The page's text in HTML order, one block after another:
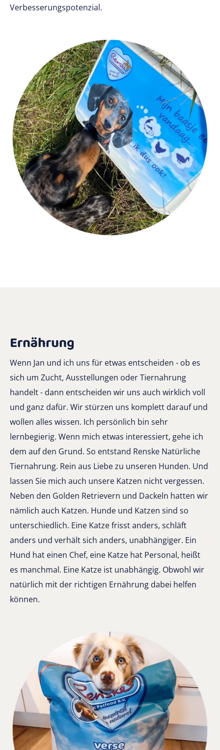
Verbesserungspotenzial.
Ernährung
Wenn Jan und ich uns für etwas entscheiden - ob es
sich um Zucht, Ausstellungen oder Tiernahrung
handelt - dann entscheiden wir uns auch wirklich voll
und ganz dafür. Wir stürzen uns komplett darauf und
wollen alles wissen. Ich persönlich bin sehr
lernbegierig. Wenn mich etwas interessiert, gehe ich
dem auf den Grund. So entstand Renske Natürliche
Tiernahrung. Rein aus Liebe zu unseren Hunden. Und
lassen Sie mich auch unsere Katzen nicht vergessen.
Neben den Golden Retrievern und Dackeln hatten wir
nämlich auch Katzen. Hunde und Katzen sind so
unterschiedlich. Eine Katze frisst anders, schläft
anders und verhält sich anders, unabhängiger. Ein
Hund hat einen Chef, eine Katze hat Personal, heißt
es manchmal. Eine Katze ist unabhängig. Obwohl wir
natürlich mit der richtigen Ernährung dabei helfen
können.